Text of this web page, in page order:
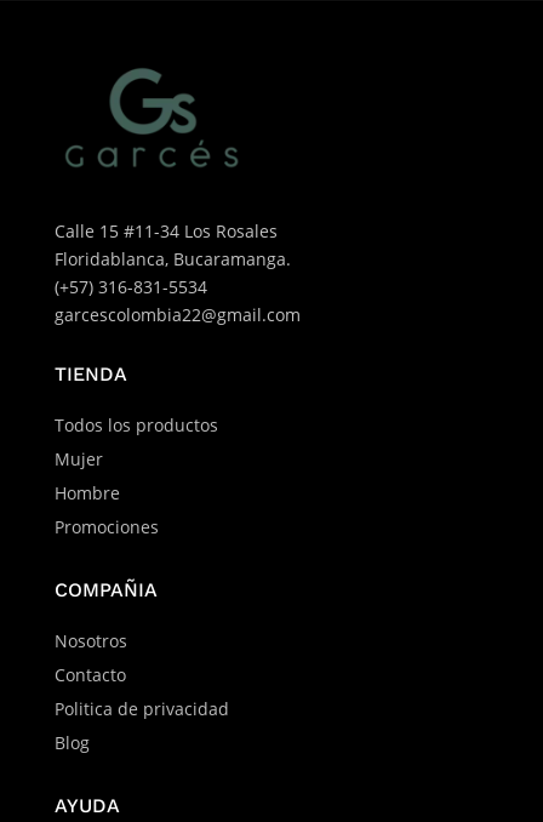
Calle 15 #11-34 Los Rosales
Floridablanca, Bucaramanga.
(+57) 316-831-5534
garcescolombia22@gmail.com
TIENDA
Todos los productos
Mujer
Hombre
Promociones
COMPAÑIA
Nosotros
Contacto
Politica de privacidad
Blog
AYUDA